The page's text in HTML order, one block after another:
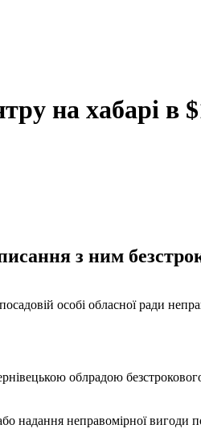
на хабарі в
з ним
особі обласної ради
облрадою
надання неправомірної вигоди